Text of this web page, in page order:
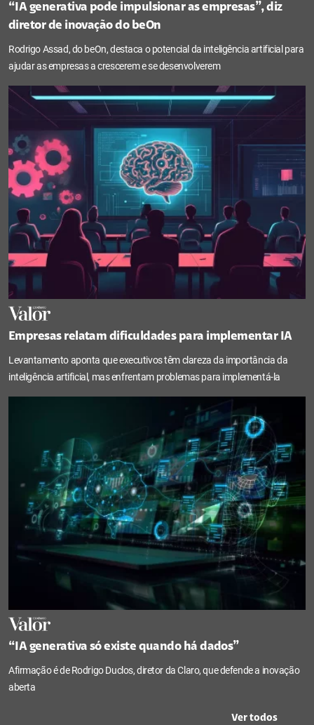
“IA generativa pode impulsionar as empresas”, diz
diretor de inovação do beOn
Rodrigo Assad, do beOn, destaca o potencial da inteligência artificial para
ajudar as empresas a crescerem e se desenvolverem
Empresas relatam dificuldades para implementar IA
Levantamento aponta que executivos têm clareza da importância da
inteligência artificial, mas enfrentam problemas para implementá-la
“IA generativa só existe quando há dados”
Afirmação é de Rodrigo Duclos, diretor da Claro, que defende a inovação
aberta
Ver todos